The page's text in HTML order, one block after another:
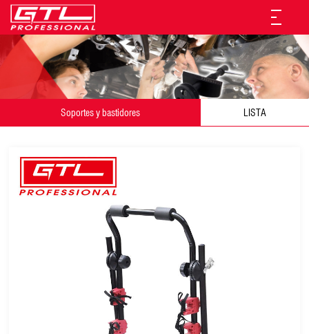
Soportes y bastidores LISTA